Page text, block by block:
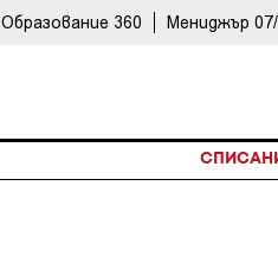
Образование 360 Мениджър